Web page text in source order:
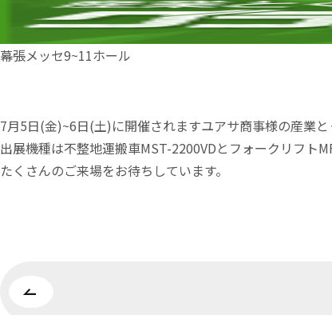
幕張メッセ9~11ホール
7月5日(金)~6日(土)に開催されますユアサ商事様の産業
出展機種は不整地運搬車MST-2200VDとフォークリフト
たくさんのご来場をお待ちしています。